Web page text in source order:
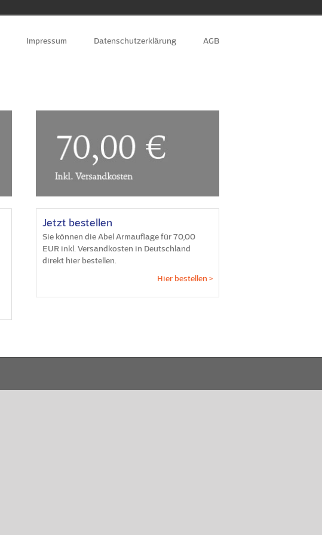
Impressum Datenschutzerklärung AGB
Jetzt bestellen
Sie können die Abel Armauflage für 70,00
EUR inkl. Versandkosten in Deutschland
direkt hier bestellen.
Hier bestellen >